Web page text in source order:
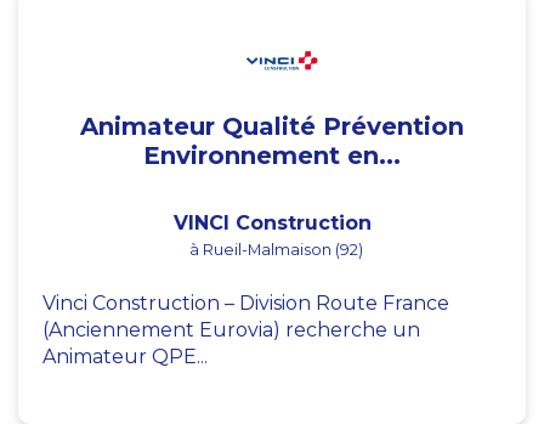
Animateur Qualité Prévention
Environnement en...
VINCI Construction
à Rueil-Malmaison (92)
Vinci Construction – Division Route France
(Anciennement Eurovia) recherche un
Animateur QPE...